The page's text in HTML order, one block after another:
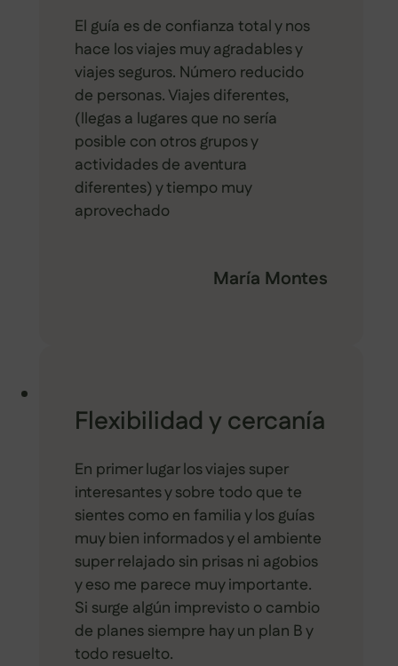
El guía es de confianza total y nos
hace los viajes muy agradables y
viajes seguros. Número reducido
de personas. Viajes diferentes,
(llegas a lugares que no sería
posible con otros grupos y
actividades de aventura
diferentes) y tiempo muy
aprovechado
María Montes
Flexibilidad y cercanía
En primer lugar los viajes super
interesantes y sobre todo que te
sientes como en familia y los guías
muy bien informados y el ambiente
super relajado sin prisas ni agobios
y eso me parece muy importante.
Si surge algún imprevisto o cambio
de planes siempre hay un plan B y
todo resuelto.